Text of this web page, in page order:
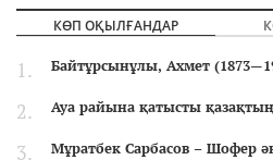
КӨП ОҚЫЛҒАНДАР
Байтұрсынұлы, Ахмет
Ауа райына қатысты
Мұратбек Сарбасов – Шофер